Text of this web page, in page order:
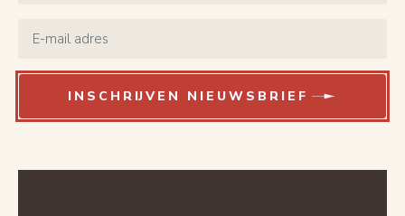
INSCHRIJVEN NIEUWSBRIEF